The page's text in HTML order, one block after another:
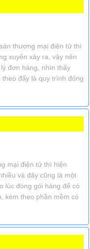
thương mại điện tử thì
xuyên xảy ra, vậy nên
đơn hàng, nhìn thấy
đấy là quy trình đóng
mại điện tử thì hiện
và đây cũng là một
lúc đóng gói hàng để có
kèm theo phần mềm có